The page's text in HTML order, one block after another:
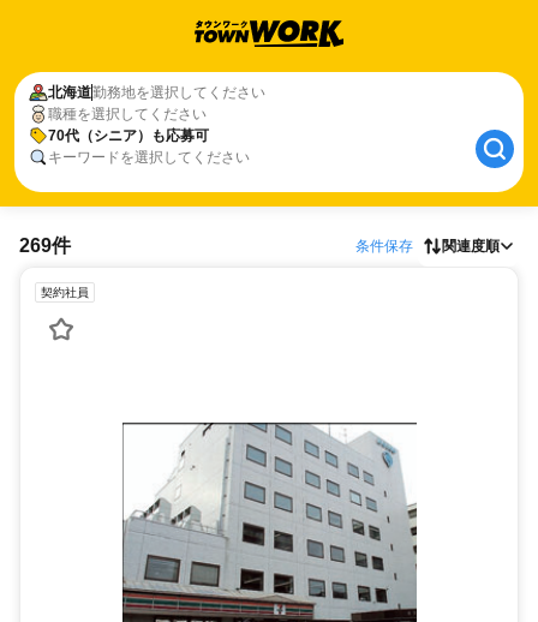
北海道勤務地を選択してください
職種を選択してください
70代（シニア）も応募可
キーワードを選択してください
269件 条件保存 関連度順
契約社員